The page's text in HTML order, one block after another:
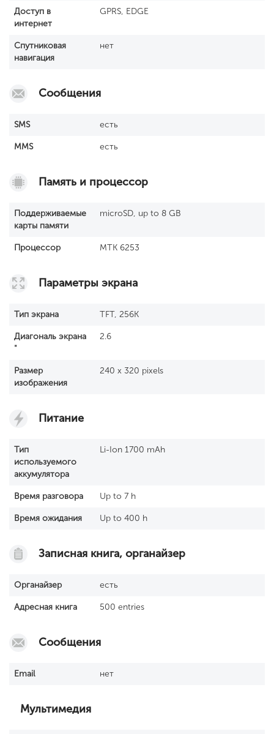
Доступ в
интернет
GPRS, EDGE
Спутниковая
навигация
нет
Сообщения
SМS есть
MMS есть
Память и процессор
Поддерживаемые
карты памяти
microSD, up to 8 GB
Процессор MTK 6253
Параметры экрана
Тип экрана TFT, 256K
Диагональ экрана
"
2.6
Размер
изображения
240 x 320 pixels
Питание
Тип
используемого
аккумулятора
Li-Ion 1700 mAh
Время разговора Up to 7 h
Время ожидания Up to 400 h
Записная книга, органайзер
Органайзер есть
Адресная книга 500 entries
Сообщения
Email нет
Мультимедия